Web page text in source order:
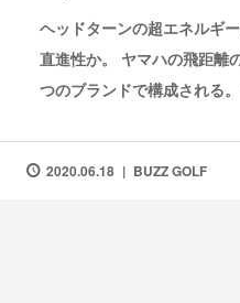
ヘッドターンの超エネルギ
直進性か。 ヤマハの飛距離
つのブランドで構成される
2020.06.18 BUZZ GOLF